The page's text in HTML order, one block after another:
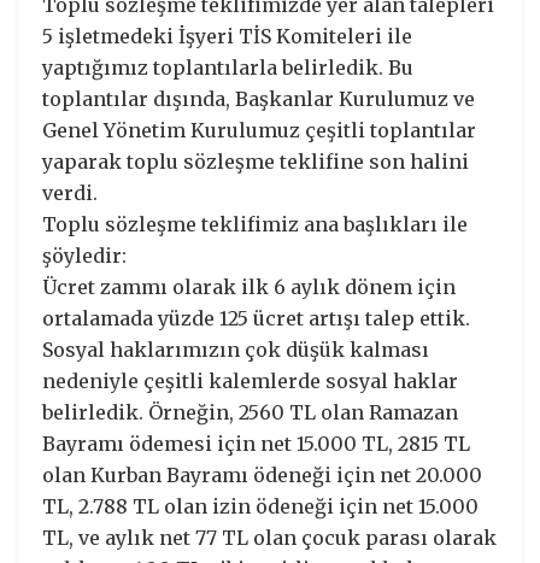
Toplu sözleşme teklifimizde yer alan talepleri
5 işletmedeki İşyeri TİS Komiteleri ile
yaptığımız toplantılarla belirledik. Bu
toplantılar dışında, Başkanlar Kurulumuz ve
Genel Yönetim Kurulumuz çeşitli toplantılar
yaparak toplu sözleşme teklifine son halini
verdi.
Toplu sözleşme teklifimiz ana başlıkları ile
şöyledir:
Ücret zammı olarak ilk 6 aylık dönem için
ortalamada yüzde 125 ücret artışı talep ettik.
Sosyal haklarımızın çok düşük kalması
nedeniyle çeşitli kalemlerde sosyal haklar
belirledik. Örneğin, 2560 TL olan Ramazan
Bayramı ödemesi için net 15.000 TL, 2815 TL
olan Kurban Bayramı ödeneği için net 20.000
TL, 2.788 TL olan izin ödeneği için net 15.000
TL, ve aylık net 77 TL olan çocuk parası olarak